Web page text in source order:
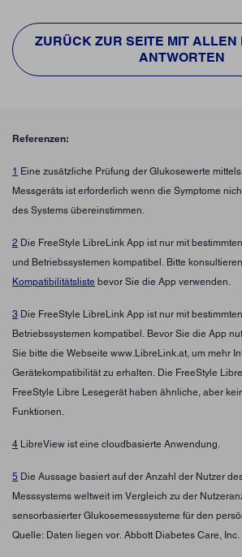
ZURÜCK ZUR SEITE MIT ALLEN
ANTWORTEN
Referenzen:
1 Eine zusätzliche Prüfung der Glukosewerte
Messgeräts ist erforderlich wenn die Symptome
des Systems übereinstimmen.
2 Die FreeStyle LibreLink App ist nur mit
und Betriebssystemen kompatibel. Bitte
Kompatibilitätsliste bevor Sie die App verwenden.
3 Die FreeStyle LibreLink App ist nur mit
Betriebssystemen kompatibel. Bevor Sie die App
Sie bitte die Webseite www.LibreLink.at, um mehr
Gerätekompatibilität zu erhalten. Die FreeStyle
FreeStyle Libre Lesegerät haben ähnliche, aber
Funktionen.
4 LibreView ist eine cloudbasierte Anwendung.
5 Die Aussage basiert auf der Anzahl der Nutzer
Messsystems weltweit im Vergleich zu der
sensorbasierter Glukosemesssysteme für den
Quelle: Daten liegen vor. Abbott Diabetes Care, Inc.